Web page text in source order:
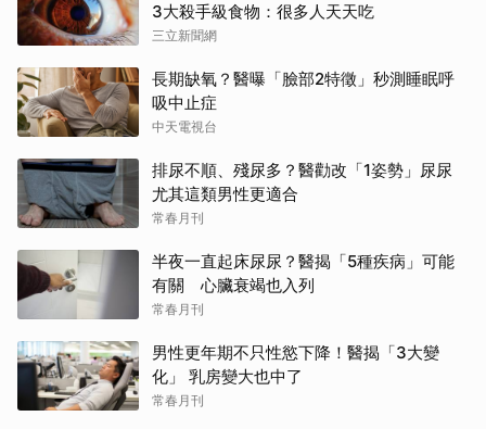
3大殺手級食物：很多人天天吃
三立新聞網
長期缺氧？醫曝「臉部2特徵」秒測睡眠呼
吸中止症
中天電視台
排尿不順、殘尿多？醫勸改「1姿勢」尿尿
尤其這類男性更適合
常春月刊
半夜一直起床尿尿？醫揭「5種疾病」可能
有關 心臟衰竭也入列
常春月刊
男性更年期不只性慾下降！醫揭「3大變
化」 乳房變大也中了
常春月刊